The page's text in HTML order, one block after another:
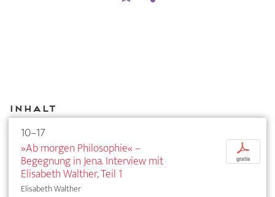
Inhalt
10–17
»Ab morgen Philosophie« –
Begegnung in Jena. Interview mit
Elisabeth Walther, Teil 1
Elisabeth Walther
p
gratis